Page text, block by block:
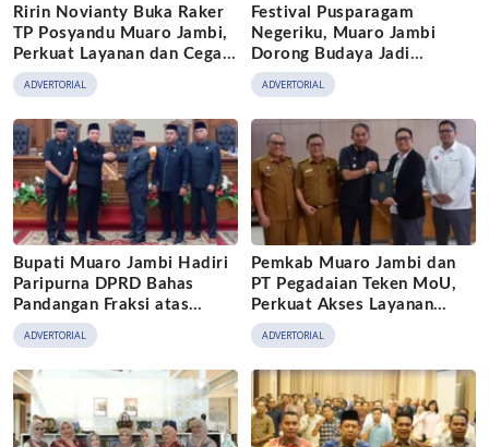
Ririn Novianty Buka Raker
TP Posyandu Muaro Jambi,
Perkuat Layanan dan Cegah
Stunting
ADVERTORIAL
Festival Pusparagam
Negeriku, Muaro Jambi
Dorong Budaya Jadi
Penggerak Ekonomi Kreatif
ADVERTORIAL
Bupati Muaro Jambi Hadiri
Paripurna DPRD Bahas
Pandangan Fraksi atas
Ranperda
Pertanggungjawaban APBD
2025
ADVERTORIAL
Pemkab Muaro Jambi dan
PT Pegadaian Teken MoU,
Perkuat Akses Layanan
Keuangan bagi Masyarakat
ADVERTORIAL